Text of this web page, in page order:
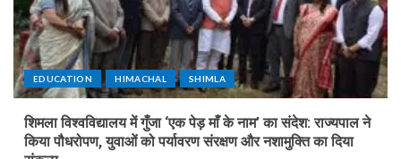
EDUCATION HIMACHAL SHIMLA
शिमला विश्वविद्यालय में गुँजा ‘एक पेड़ माँ के नाम’ का संदेश: राज्यपाल ने
किया पौधरोपण, युवाओं को पर्यावरण संरक्षण और नशामुक्ति का दिया